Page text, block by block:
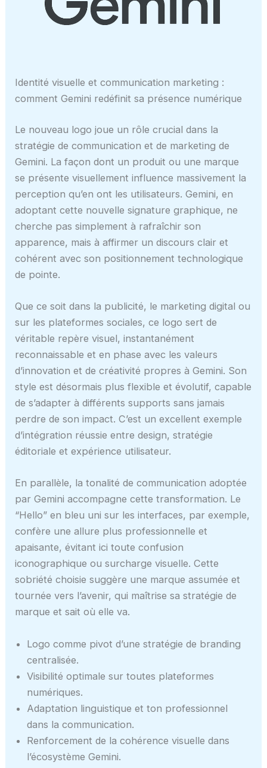
Identité visuelle et communication marketing :
comment Gemini redéfinit sa présence numérique
Le nouveau logo joue un rôle crucial dans la
stratégie de communication et de marketing de
Gemini. La façon dont un produit ou une marque
se présente visuellement influence massivement la
perception qu’en ont les utilisateurs. Gemini, en
adoptant cette nouvelle signature graphique, ne
cherche pas simplement à rafraîchir son
apparence, mais à affirmer un discours clair et
cohérent avec son positionnement technologique
de pointe.
Que ce soit dans la publicité, le marketing digital ou
sur les plateformes sociales, ce logo sert de
véritable repère visuel, instantanément
reconnaissable et en phase avec les valeurs
d’innovation et de créativité propres à Gemini. Son
style est désormais plus flexible et évolutif, capable
de s’adapter à différents supports sans jamais
perdre de son impact. C’est un excellent exemple
d’intégration réussie entre design, stratégie
éditoriale et expérience utilisateur.
En parallèle, la tonalité de communication adoptée
par Gemini accompagne cette transformation. Le
“Hello” en bleu uni sur les interfaces, par exemple,
confère une allure plus professionnelle et
apaisante, évitant ici toute confusion
iconographique ou surcharge visuelle. Cette
sobriété choisie suggère une marque assumée et
tournée vers l’avenir, qui maîtrise sa stratégie de
marque et sait où elle va.
Logo comme pivot d’une stratégie de branding
centralisée.
Visibilité optimale sur toutes plateformes
numériques.
Adaptation linguistique et ton professionnel
dans la communication.
Renforcement de la cohérence visuelle dans
l’écosystème Gemini.